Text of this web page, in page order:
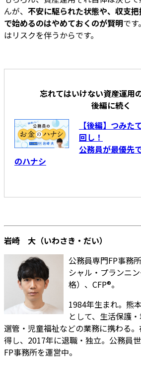
んが、 不安に駆られた状態や、収支
で始めるのはやめておくのが賢明で
はリスクを伴うからです。
忘れてはいけない資産運用
後編に続く
【後編】つみた
回し！
公務員が最優先
のハナシ
岩崎 大（いわさき・だい）
公務員専門FP事務
シャル・プランニ
格）、CFP®。
1984年生まれ。熊
として、生活保護
選管・児童福祉などの業務に携わる
得し、2017年に退職・独立。公務員
FP事務所を運営中。